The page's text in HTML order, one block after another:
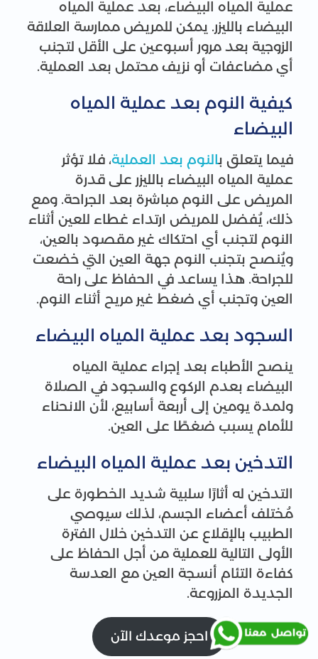
عملية المياه البيضاء، بعد عملية المياه
البيضاء بالليزر. يمكن للمريض ممارسة العلاقة
الزوجية بعد مرور أسبوعين على الأقل لتجنب
أي مضاعفات أو نزيف محتمل بعد العملية.
كيفية النوم بعد عملية المياه
البيضاء
فيما يتعلق بالنوم بعد العملية، فلا تؤثر
عملية المياه البيضاء بالليزر على قدرة
المريض على النوم مباشرة بعد الجراحة. ومع
ذلك، يُفضل للمريض ارتداء غطاء للعين أثناء
النوم لتجنب أي احتكاك غير مقصود بالعين،
ويُنصح بتجنب النوم جهة العين التي خضعت
للجراحة. هذا يساعد في الحفاظ على راحة
العين وتجنب أي ضغط غير مريح أثناء النوم.
السجود بعد عملية المياه البيضاء
ينصح الأطباء بعد إجراء عملية المياه
البيضاء بعدم الركوع والسجود في الصلاة
ولمدة يومين إلى أربعة أسابيع، لأن الانحناء
للأمام يسبب ضغطًا على العين.
التدخين بعد عملية المياه البيضاء
التدخين له أثارًا سلبية شديد الخطورة على
مُختلف أعضاء الجسم، لذلك سيوصي
الطبيب بالإقلاع عن التدخين خلال الفترة
الأولى التالية للعملية من أجل الحفاظ على
كفاءة التئام أنسجة العين مع العدسة
الجديدة المزروعة.
احجز موعدك الآن